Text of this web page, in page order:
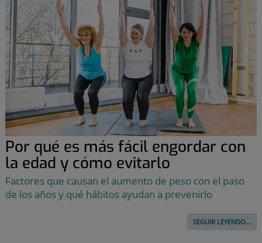
Por qué es más fácil engordar con
la edad y cómo evitarlo
Factores que causan el aumento de peso con el paso
de los años y qué hábitos ayudan a prevenirlo
SEGUIR LEYENDO...